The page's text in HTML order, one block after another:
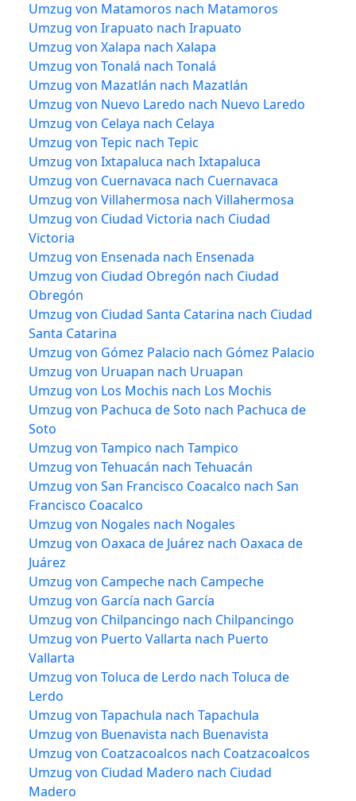
Umzug von Matamoros nach Matamoros
Umzug von Irapuato nach Irapuato
Umzug von Xalapa nach Xalapa
Umzug von Tonalá nach Tonalá
Umzug von Mazatlán nach Mazatlán
Umzug von Nuevo Laredo nach Nuevo Laredo
Umzug von Celaya nach Celaya
Umzug von Tepic nach Tepic
Umzug von Ixtapaluca nach Ixtapaluca
Umzug von Cuernavaca nach Cuernavaca
Umzug von Villahermosa nach Villahermosa
Umzug von Ciudad Victoria nach Ciudad
Victoria
Umzug von Ensenada nach Ensenada
Umzug von Ciudad Obregón nach Ciudad
Obregón
Umzug von Ciudad Santa Catarina nach Ciudad
Santa Catarina
Umzug von Gómez Palacio nach Gómez Palacio
Umzug von Uruapan nach Uruapan
Umzug von Los Mochis nach Los Mochis
Umzug von Pachuca de Soto nach Pachuca de
Soto
Umzug von Tampico nach Tampico
Umzug von Tehuacán nach Tehuacán
Umzug von San Francisco Coacalco nach San
Francisco Coacalco
Umzug von Nogales nach Nogales
Umzug von Oaxaca de Juárez nach Oaxaca de
Juárez
Umzug von Campeche nach Campeche
Umzug von García nach García
Umzug von Chilpancingo nach Chilpancingo
Umzug von Puerto Vallarta nach Puerto
Vallarta
Umzug von Toluca de Lerdo nach Toluca de
Lerdo
Umzug von Tapachula nach Tapachula
Umzug von Buenavista nach Buenavista
Umzug von Coatzacoalcos nach Coatzacoalcos
Umzug von Ciudad Madero nach Ciudad
Madero